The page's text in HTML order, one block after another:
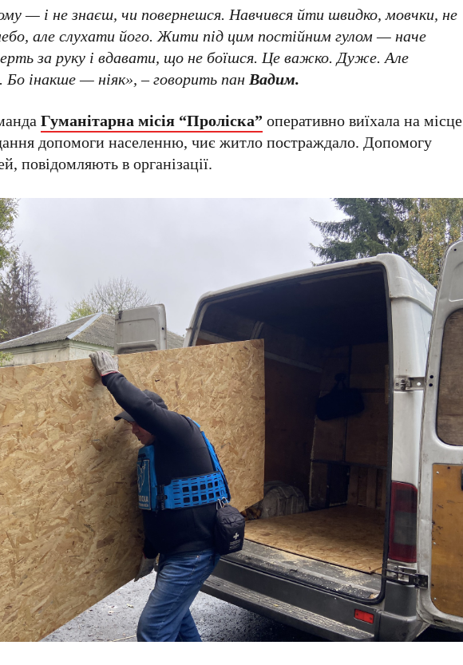
— і не знаєш, чи повернешся. Навчився йти швидко, мовчки, не
але слухати його. Жити під цим постійним гулом — наче
за руку і вдавати, що не боїшся. Це важко. Дуже. Але
інакше — ніяк», – говорить панВадим.
Гуманітарна місія “Проліска” оперативно виїхала на місце
допомоги населенню, чиє житло постраждало. Допомогу
повідомляють в організації.